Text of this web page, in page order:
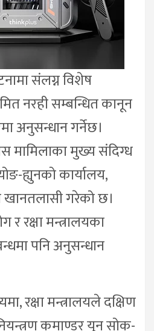
संलग्न विशेष
नरही सम्बन्धित कानून
अनुसन्धान गर्नेछ।
मामिलाका मुख्य संदिग्ध
ह्युनको कार्यालय,
खानतलासी गरेको छ।
र रक्षा मन्त्रालयका
पनि अनुसन्धान
रक्षा मन्त्रालयले दक्षिण